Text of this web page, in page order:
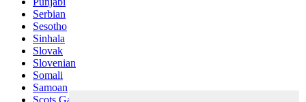
Serbian
Sesotho
Sinhala
Slovak
Slovenian
Somali
Samoan
Scots Gaelic